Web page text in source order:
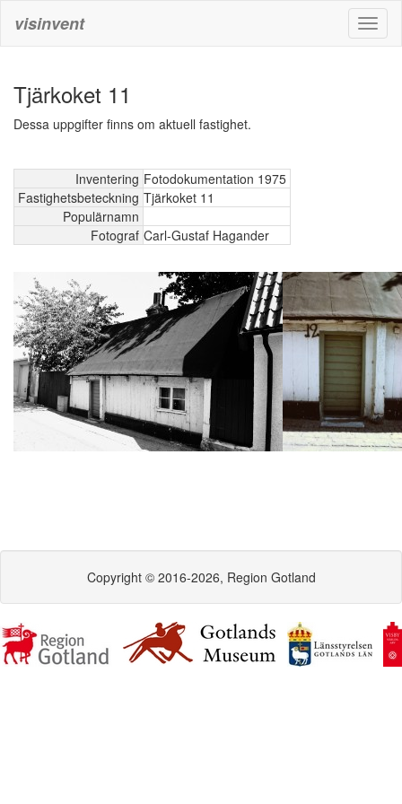
visinvent
Tjärkoket 11
Dessa uppgifter finns om aktuell fastighet.
Inventering Fotodokumentation 1975
Fastighetsbeteckning Tjärkoket 11
Populärnamn
Fotograf Carl-Gustaf Hagander
Copyright © 2016-2026, Region Gotland